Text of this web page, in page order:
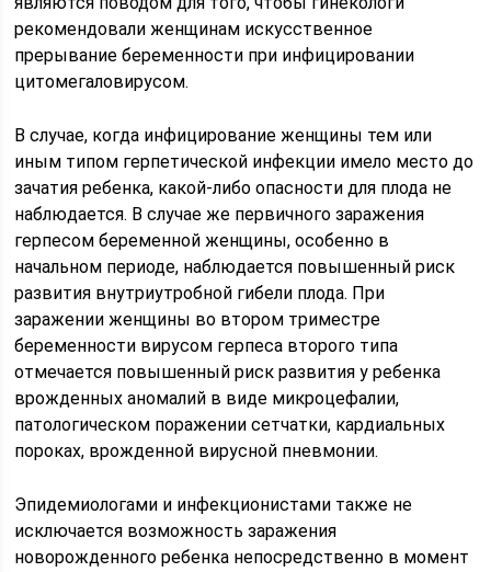
рекомендовали женщинам искусственное
прерывание беременности при инфицировании
цитомегаловирусом.
В случае, когда инфицирование женщины тем или
иным типом герпетической инфекции имело место до
зачатия ребенка, какой-либо опасности для плода не
наблюдается. В случае же первичного заражения
герпесом беременной женщины, особенно в
начальном периоде, наблюдается повышенный риск
развития внутриутробной гибели плода. При
заражении женщины во втором триместре
беременности вирусом герпеса второго типа
отмечается повышенный риск развития у ребенка
врожденных аномалий в виде микроцефалии,
патологическом поражении сетчатки, кардиальных
пороках, врожденной вирусной пневмонии.
Эпидемиологами и инфекционистами также не
исключается возможность заражения
новорожденного ребенка непосредственно в момент